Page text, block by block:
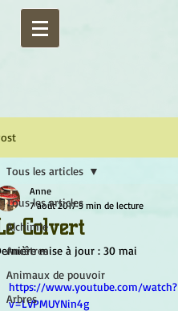
Tous les articles
Alchimie
Ancêtres
Animaux de pouvoir
Arbres
Tous les articles
Colvert
Anne
7 août 2017 5 min de lecture
mise à jour : 30 mai
https://www.youtube.com/watch?
v=LVPMUYNin4g